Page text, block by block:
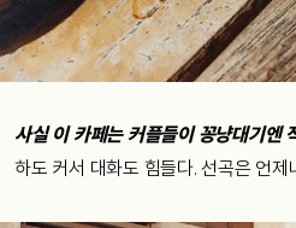
사실 이 카페는 커플들이 꽁냥대기엔
하도 커서 대화도 힘들다. 선곡은 언제